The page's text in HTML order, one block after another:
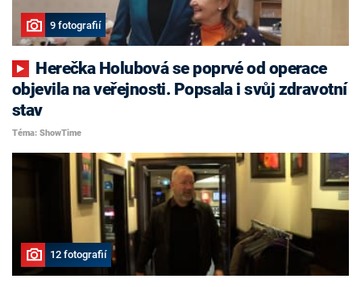
9 fotografií
objevila na veřejnosti. Popsala i svůj zdravotní
stav
Téma: ShowTime
12 fotografií